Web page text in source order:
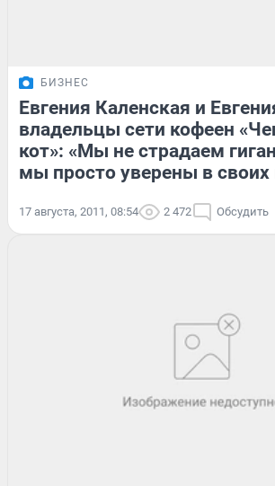
БИЗНЕС
Евгения Каленская и
владельцы сети кофеен
кот»: «Мы не страдаем
мы просто уверены в своих
17 августа, 2011, 08:54 2 472 Обсудить